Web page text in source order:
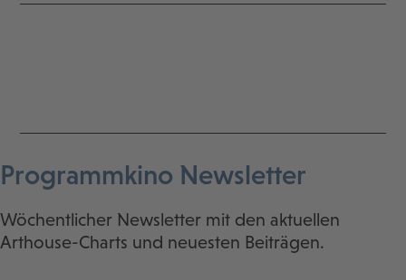
Programmkino Newsletter
Wöchentlicher Newsletter mit den aktuellen
Arthouse-Charts und neuesten Beiträgen.